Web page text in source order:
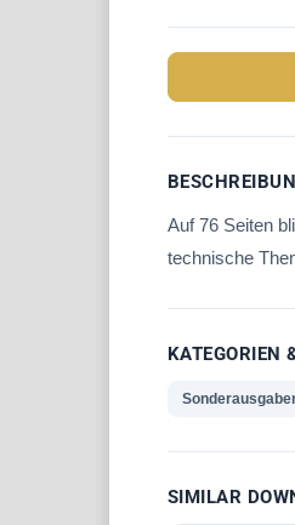
Auf 76 Seiten
technische
KATEGORIEN
SIMILAR